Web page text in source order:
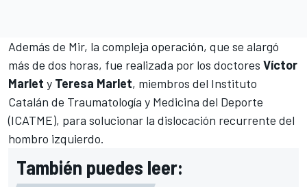
Además de Mir, la compleja operación, que se alargó
más de dos horas, fue realizada por los doctores Víctor
Marlet y Teresa Marlet, miembros del Instituto
Catalán de Traumatología y Medicina del Deporte
(ICATME), para solucionar la dislocación recurrente del
hombro izquierdo.
También puedes leer: